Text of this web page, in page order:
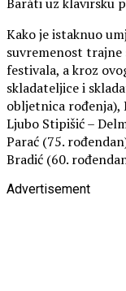
Kako je istaknuo
suvremenost trajne
festivala, a kroz
skladateljice i
obljetnica rođenja),
Ljubo Stipišić –
Parać (75.
Bradić (60.
Advertisement